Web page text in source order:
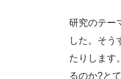
研究のテー
した。そう
たりします
るのか?と